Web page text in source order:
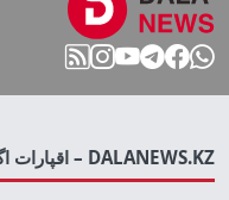
DALANEWS.KZ – اقپارات اگەنتتٸگٸ